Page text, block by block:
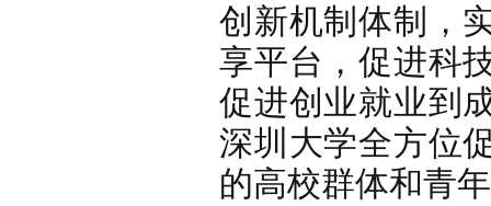
创新机制体制，
享平台，促进科
促进创业就业到
深圳大学全方位
的高校群体和青